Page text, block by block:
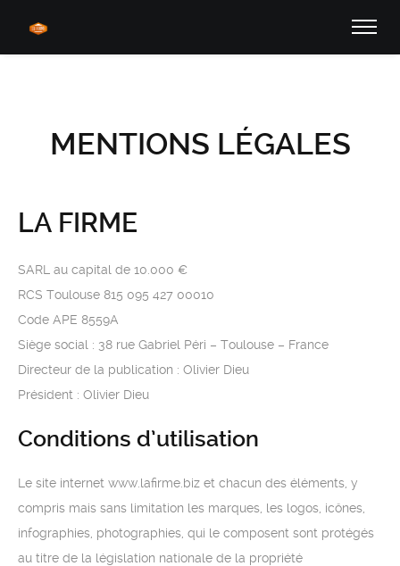
MENTIONS LÉGALES
LA FIRME
SARL au capital de 10.000 €
RCS Toulouse 815 095 427 00010
Code APE 8559A
Siège social : 38 rue Gabriel Péri – Toulouse – France
Directeur de la publication : Olivier Dieu
Président : Olivier Dieu
Conditions d’utilisation
Le site internet www.lafirme.biz et chacun des éléments, y
compris mais sans limitation les marques, les logos, icônes,
infographies, photographies, qui le composent sont protégés
au titre de la législation nationale de la propriété